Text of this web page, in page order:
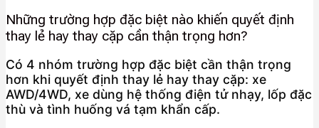
Những trường hợp đặc biệt nào khiến quyết định
thay lẻ hay thay cặp cần thận trọng hơn?
Có 4 nhóm trường hợp đặc biệt cần thận trọng
hơn khi quyết định thay lẻ hay thay cặp: xe
AWD/4WD, xe dùng hệ thống điện tử nhạy, lốp đặc
thù và tình huống vá tạm khẩn cấp.